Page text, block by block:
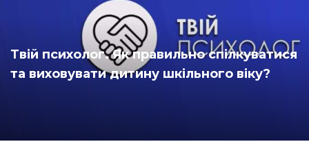
Твій психолог. Як правильно спілкуватися
та виховувати дитину шкільного віку?